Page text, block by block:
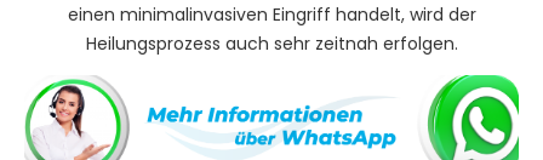
einen minimalinvasiven Eingriff handelt, wird der
Heilungsprozess auch sehr zeitnah erfolgen.